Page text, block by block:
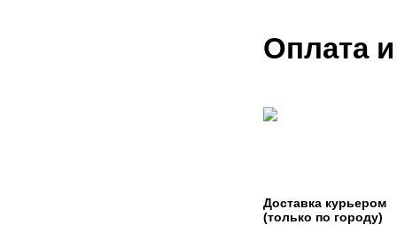
Оплата
Доставка курьером
(только по городу)